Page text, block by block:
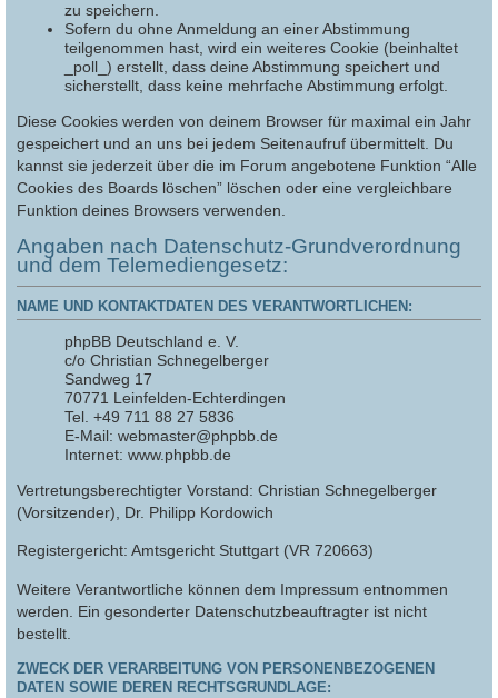
zu speichern.
Sofern du ohne Anmeldung an einer Abstimmung
teilgenommen hast, wird ein weiteres Cookie (beinhaltet
_poll_) erstellt, dass deine Abstimmung speichert und
sicherstellt, dass keine mehrfache Abstimmung erfolgt.
Diese Cookies werden von deinem Browser für maximal ein Jahr
gespeichert und an uns bei jedem Seitenaufruf übermittelt. Du
kannst sie jederzeit über die im Forum angebotene Funktion “Alle
Cookies des Boards löschen” löschen oder eine vergleichbare
Funktion deines Browsers verwenden.
Angaben nach Datenschutz-Grundverordnung
und dem Telemediengesetz:
NAME UND KONTAKTDATEN DES VERANTWORTLICHEN:
phpBB Deutschland e. V.
c/o Christian Schnegelberger
Sandweg 17
70771 Leinfelden-Echterdingen
Tel. +49 711 88 27 5836
E-Mail: webmaster@phpbb.de
Internet: www.phpbb.de
Vertretungsberechtigter Vorstand: Christian Schnegelberger
(Vorsitzender), Dr. Philipp Kordowich
Registergericht: Amtsgericht Stuttgart (VR 720663)
Weitere Verantwortliche können dem Impressum entnommen
werden. Ein gesonderter Datenschutzbeauftragter ist nicht
bestellt.
ZWECK DER VERARBEITUNG VON PERSONENBEZOGENEN
DATEN SOWIE DEREN RECHTSGRUNDLAGE: